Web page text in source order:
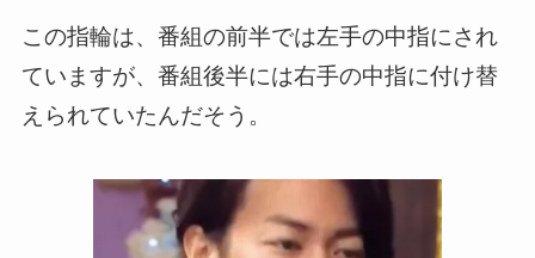
この指輪は、番組の前半では左手の中指にされ
ていますが、番組後半には右手の中指に付け替
えられていたんだそう。